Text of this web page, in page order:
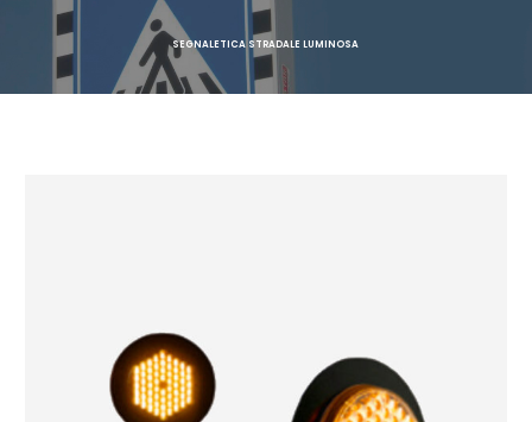
SEGNALETICA STRADALE LUMINOSA